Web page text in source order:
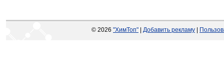
© 2026 "ХимТоп" Добавить рекламу